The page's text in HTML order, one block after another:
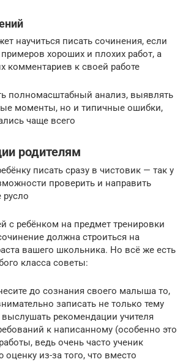
научиться писать сочинения, если
примеров хороших и плохих работ, а
комментариев к своей работе
полномасштабный анализ, выявлять
моменты, но и типичные ошибки,
чаще всего
родителям
писать сразу в чистовик — так у
проверить и направить
с ребёнком на предмет тренировки
должна строиться на
вашего школьника. Но всё же есть
класса советы:
до сознания своего малыша то,
записать не только тему
рекомендации учителя
к написанному (особенно это
ведь очень часто ученик
оценку из-за того, что вместо